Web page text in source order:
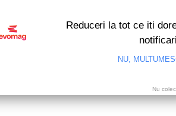
Reduceri la tot ce iti
NU,
Nu